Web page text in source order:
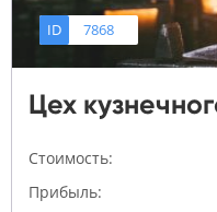
ID 7868
Цех
Стоимость:
Прибыль: